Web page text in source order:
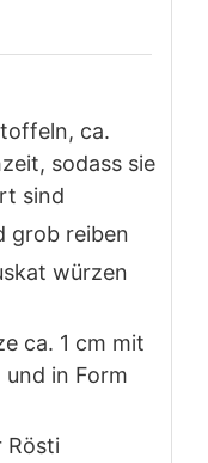
ca.
sodass sie
sind
grob reiben
würzen
ca. 1 cm mit
in Form
Rösti